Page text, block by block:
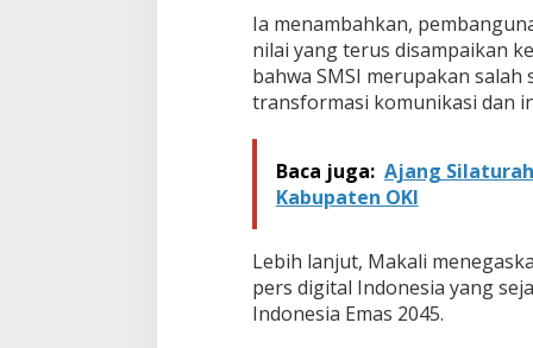
Ia menambahkan,
nilai yang terus disampaikan
bahwa SMSI merupakan
transformasi komunikasi dan
Baca juga: Ajang
Kabupaten OKI
Lebih lanjut, Makali
pers digital Indonesia yang
Indonesia Emas 2045.